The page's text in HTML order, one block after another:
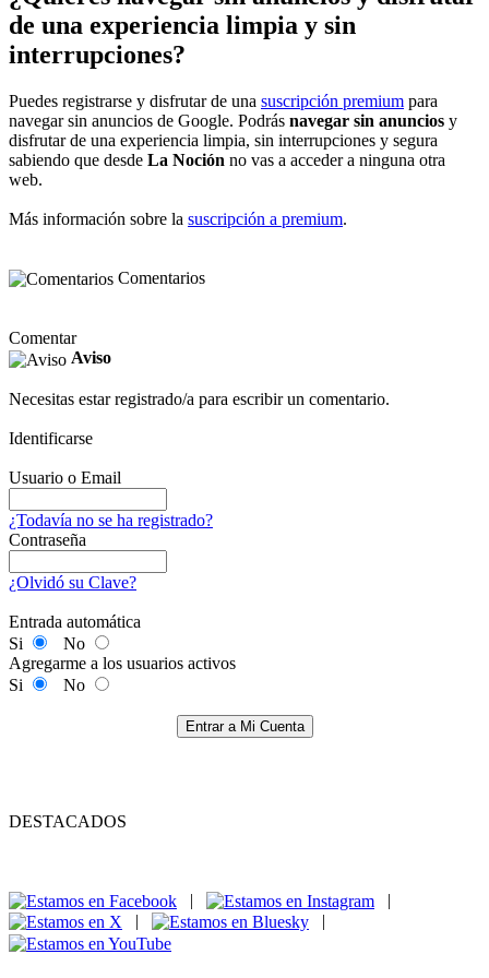
de una experiencia limpia y sin
interrupciones?
Puedes registrarse y disfrutar de una suscripción premium para
navegar sin anuncios de Google. Podrás navegar sin anuncios y
disfrutar de una experiencia limpia, sin interrupciones y segura
sabiendo que desde La Noción no vas a acceder a ninguna otra
web.
Más información sobre la suscripción a premium.
Comentarios
Comentar
Aviso
Necesitas estar registrado/a para escribir un comentario.
Identificarse
Usuario o Email
¿Todavía no se ha registrado?
Contraseña
¿Olvidó su Clave?
Entrada automática
Si
No
Agregarme a los usuarios activos
Si
No
Entrar a Mi Cuenta
DESTACADOS
|
|
|
|